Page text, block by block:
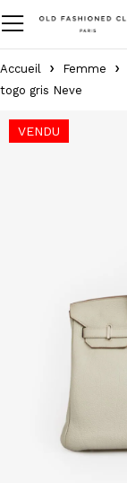
Accueil Femme
togo gris Neve
VENDU